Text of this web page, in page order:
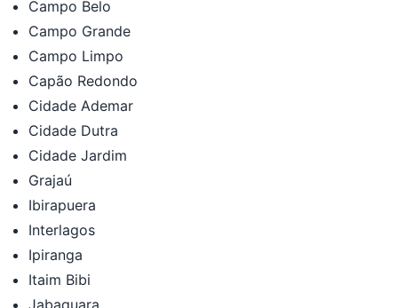
Campo Belo
Campo Grande
Campo Limpo
Capão Redondo
Cidade Ademar
Cidade Dutra
Cidade Jardim
Grajaú
Ibirapuera
Interlagos
Ipiranga
Itaim Bibi
Jabaquara